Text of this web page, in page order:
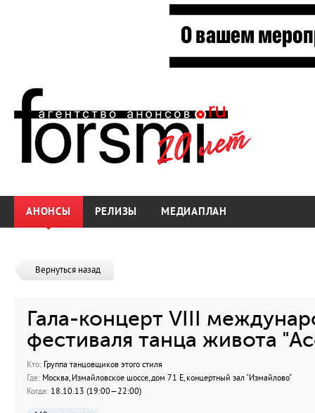
АНОНСЫ РЕЛИЗЫ МЕДИАПЛАН
Вернуться назад
Гала-концерт VIII
фестиваля танца живота
Кто: Группа танцовщиков этого стиля
Где: Москва, Измайловское шоссе, дом 71 Е, концертный зал "Измайлово"
Когда: 18.10.13 (19:00—22:00)